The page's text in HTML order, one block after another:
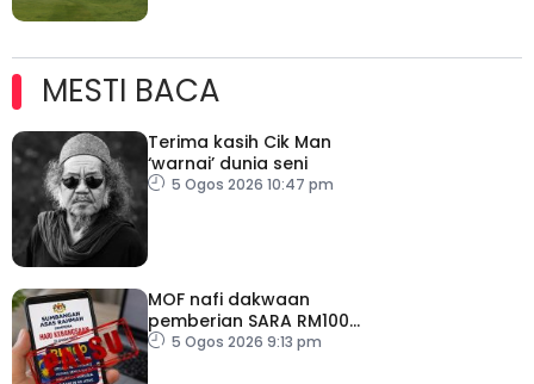
MESTI BACA
Terima kasih Cik Man
‘warnai’ dunia seni
5 Ogos 2026 10:47 pm
MOF nafi dakwaan
pemberian SARA RM100
sempena Hari
5 Ogos 2026 9:13 pm